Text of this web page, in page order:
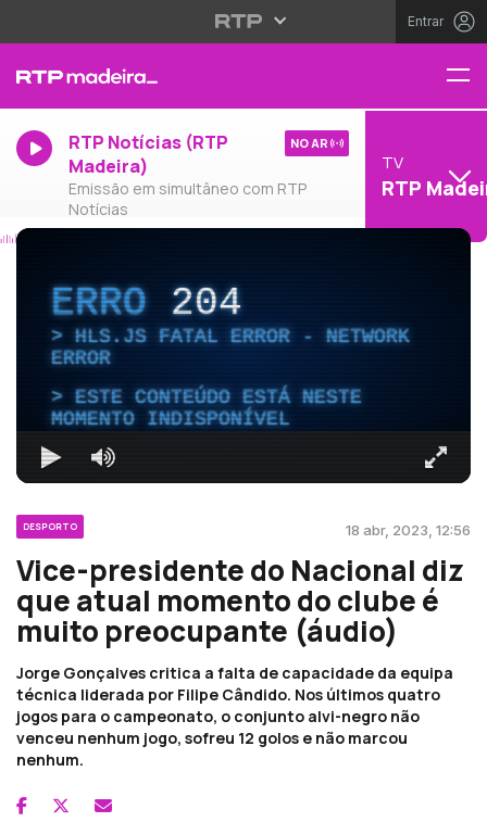
Entrar
RTP Notícias (RTP
Madeira)
Emissão em simultâneo com RTP
Notícias
NO AR
TV
RTP
ERRO204
HLS.JS FATAL ERROR - NETWORK
ERROR
ESTE CONTEÚDO ESTÁ NESTE
MOMENTO INDISPONÍVEL
DESPORTO 18 abr, 2023, 12:56
Vice-presidente do Nacional diz
que atual momento do clube é
muito preocupante (áudio)
Jorge Gonçalves critica a falta de capacidade da equipa
técnica liderada por Filipe Cândido. Nos últimos quatro
jogos para o campeonato, o conjunto alvi-negro não
venceu nenhum jogo, sofreu 12 golos e não marcou
nenhum.